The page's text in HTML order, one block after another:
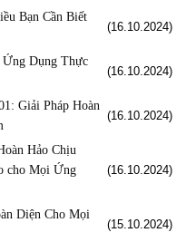
Bạn Cần Biết
(16.10.2024)
Dụng Thực
(16.10.2024)
Giải Pháp Hoàn
(16.10.2024)
Hảo Chịu
cho Mọi Ứng
(16.10.2024)
Diện Cho Mọi
(15.10.2024)